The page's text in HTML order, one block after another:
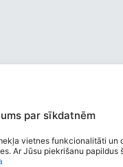
par sīkdatnēm
vietnes funkcionalitāti un
Ar Jūsu piekrišanu